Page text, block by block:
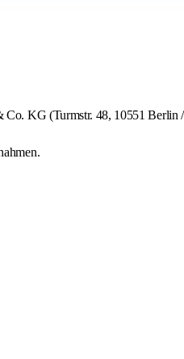
Co. KG (Turmstr. 48, 10551